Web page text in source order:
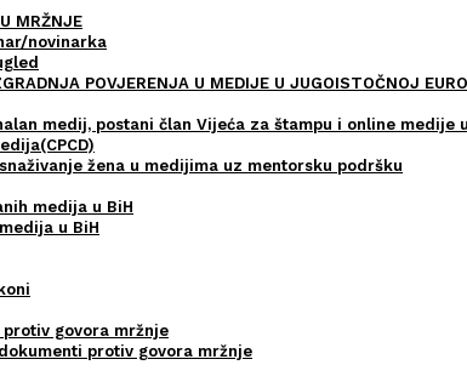
MRŽNJE
novinarka
POVJERENJA U MEDIJE U JUGOISTOČNOJ
medij, postani član Vijeća za štampu i online medije
žena u medijima uz mentorsku podršku
medija u BiH
u BiH
protiv govora mržnje
protiv govora mržnje